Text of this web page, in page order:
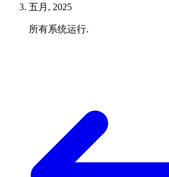
五月, 2025
所有系统运行.